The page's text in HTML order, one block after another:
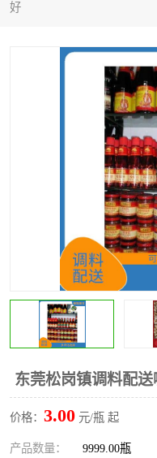
好
东莞松岗镇调料配送
价格： 3.00 元/瓶 起
产品数量： 9999.00瓶